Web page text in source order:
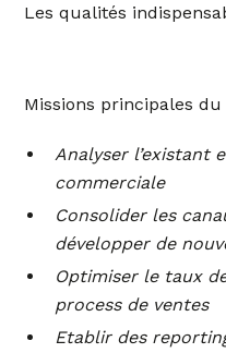
Les qualités
Missions principales du
Analyser l’existant
commerciale
Consolider les
développer de
Optimiser le taux
process de ventes
Etablir des